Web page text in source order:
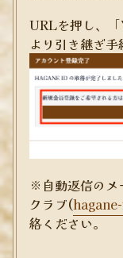
URLを押し、
より引き継ぎ手
※自動返信のメ
クラブ(
絡ください。